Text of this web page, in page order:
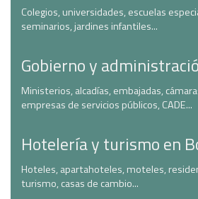
Colegios, universidades, escuelas
seminarios, jardines infantiles...
Gobierno y
Ministerios, alcadías, embajadas,
empresas de servicios públicos, CADE...
Hotelería y turismo en
Hoteles, apartahoteles, moteles,
turismo, casas de cambio...